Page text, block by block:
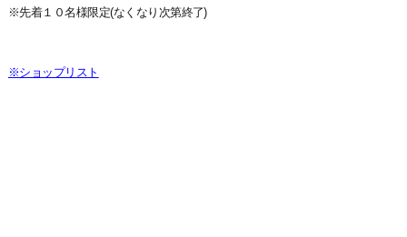
※先着１０名様限定(なくなり次第終了)
※ショップリスト